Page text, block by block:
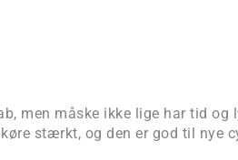
men måske ikke lige har tid og
stærkt, og den er god til nye